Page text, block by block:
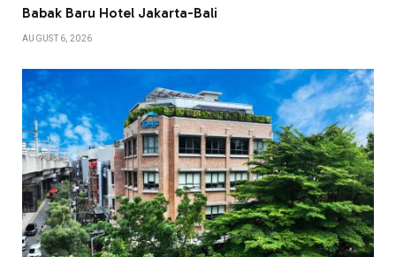
Babak Baru Hotel Jakarta-Bali
AUGUST 6, 2026